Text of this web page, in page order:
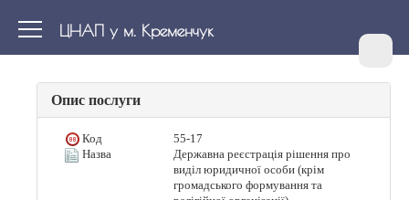
ЦНАП у м. Кременчук
Опис послуги
Код
55-17
Назва
Державна реєстрація рішення про
виділ юридичної особи (крім
громадського формування та